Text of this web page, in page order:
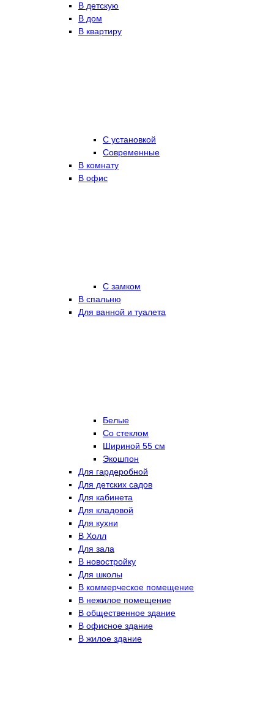
В детскую
В дом
В квартиру
С установкой
Современные
В комнату
В офис
С замком
В спальню
Для ванной и туалета
Белые
Со стеклом
Шириной 55 см
Экошпон
Для гардеробной
Для детских садов
Для кабинета
Для кладовой
Для кухни
В Холл
Для зала
В новостройку
Для школы
В коммерческое помещение
В нежилое помещение
В общественное здание
В офисное здание
В жилое здание